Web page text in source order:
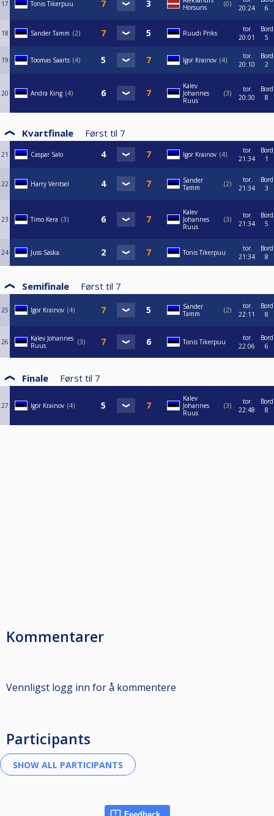
17 Tonis Tikerpuu
Horsuns
0
20:24
6
18 Sander Tamm 2 Ruudi Priks
tor.
20:01
Bord
5
19 Toomas Saarts 4 Igor Krainov 4
tor.
20:10
Bord
2
20 Andra King 4
Kalev
Johannes
Ruus
3
tor.
20:30
Bord
8
Kvartfinale Først til 7
21 Caspar Salo Igor Krainov 4
tor.
21:34
Bord
1
22 Harry Ventsel
Sander
Tamm
2
tor.
21:34
Bord
3
23 Timo Kera 3
Kalev
Johannes
Ruus
3
tor.
21:34
Bord
5
24 Juss Saska Tonis Tikerpuu
tor.
21:34
Bord
8
Semifinale Først til 7
25 Igor Krainov 4
Sander
Tamm
2
tor.
22:11
Bord
8
26
Kalev Johannes
Ruus
3 Tonis Tikerpuu
tor.
22:06
Bord
6
Finale Først til 7
27 Igor Krainov 4
Kalev
Johannes
Ruus
3
tor.
22:48
Bord
8
Kommentarer
Vennligst logg inn for å kommentere
Participants